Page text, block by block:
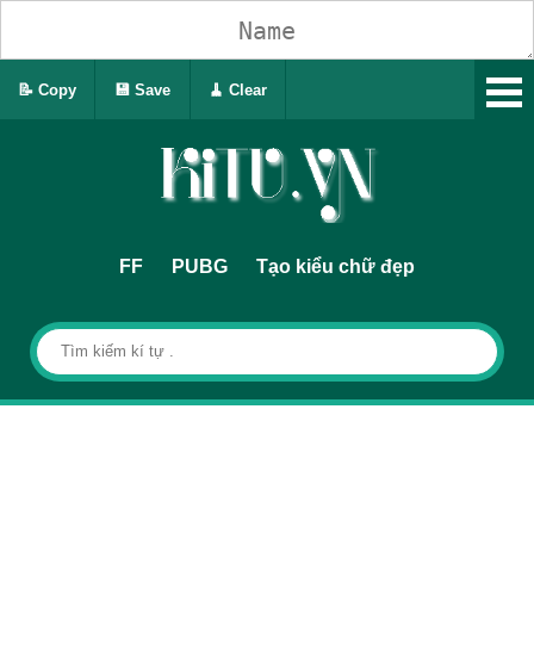
FF PUBG Tạo kiểu chữ đẹp
📝 Copy 💾 Save 🧹 Clear